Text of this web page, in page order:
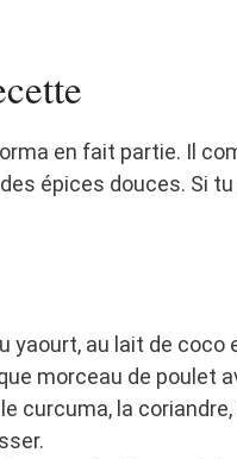
en fait partie. Il
épices douces. Si tu
yaourt, au lait de
morceau de poulet
le curcuma, la